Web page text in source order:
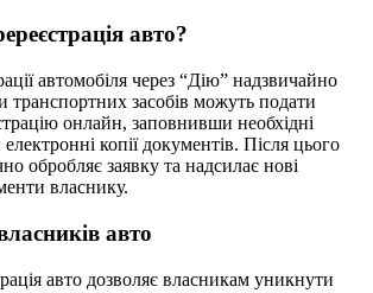
авто?
автомобіля через “Дію” надзвичайно
засобів можуть подати
онлайн, заповнивши необхідні
копії документів. Після цього
обробляє заявку та надсилає нові
власнику.
авто
авто дозволяє власникам уникнути